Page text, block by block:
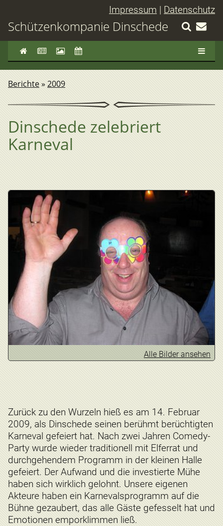
Impressum | Datenschutz
Schützenkompanie Dinschede
Berichte»2009
Dinschede zelebriert
Karneval
Alle Bilder ansehen
Zurück zu den Wurzeln hieß es am 14. Februar
2009, als Dinschede seinen berühmt berüchtigten
Karneval gefeiert hat. Nach zwei Jahren Comedy-
Party wurde wieder traditionell mit Elferrat und
durchgehendem Programm in der kleinen Halle
gefeiert. Der Aufwand und die investierte Mühe
haben sich wirklich gelohnt. Unsere eigenen
Akteure haben ein Karnevalsprogramm auf die
Bühne gezaubert, das alle Gäste gefesselt hat und
Emotionen emporklimmen ließ.